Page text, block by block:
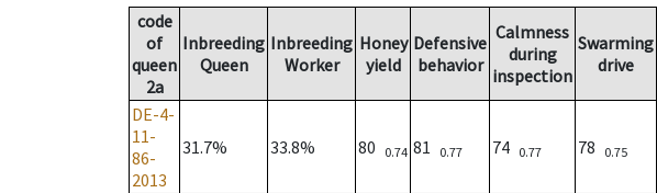
code
of
queen
2a
Inbreeding
Queen
Inbreeding
Worker
Honey
yield
Defensive
behavior
Calmness
during
inspection
Swarming
drive
DE-4-
11-
86-
2013
31.7% 33.8% 80 0.74 81 0.77 74 0.77 78 0.75